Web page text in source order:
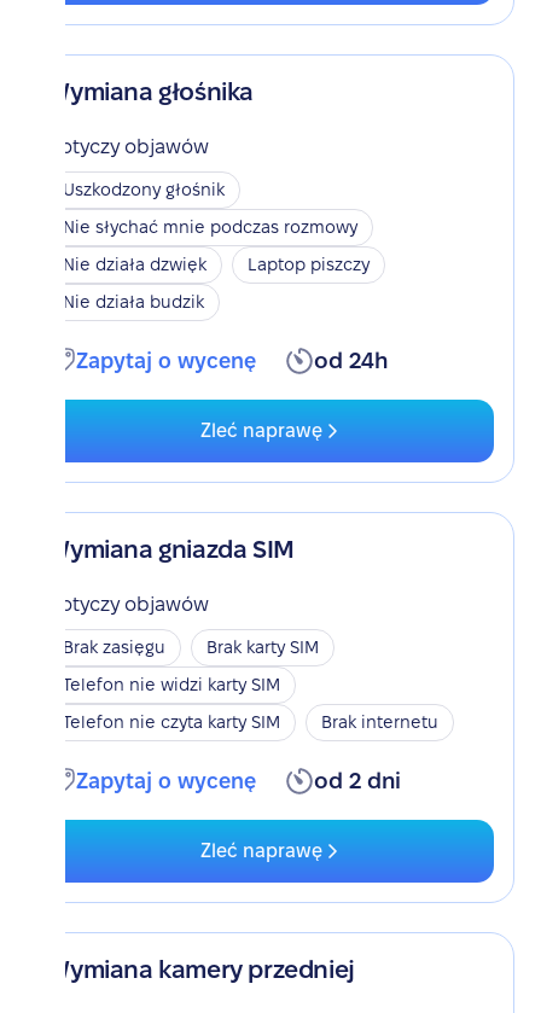
Wymiana głośnika
Dotyczy objawów
Uszkodzony głośnik
Nie słychać mnie podczas rozmowy
Nie działa dzwięk
Laptop piszczy
Nie działa budzik
Zapytaj o wycenę od 24h
Zleć naprawę
Wymiana gniazda SIM
Dotyczy objawów
Brak zasięgu
Brak karty SIM
Telefon nie widzi karty SIM
Telefon nie czyta karty SIM
Brak internetu
Zapytaj o wycenę od 2 dni
Zleć naprawę
Wymiana kamery przedniej